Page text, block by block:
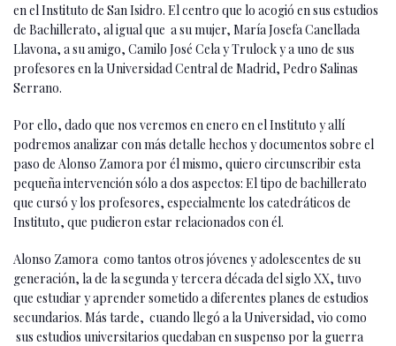
en el Instituto de San Isidro. El centro que lo acogió en sus estudios
de Bachillerato, al igual que a su mujer, María Josefa Canellada
Llavona, a su amigo, Camilo José Cela y Trulock y a uno de sus
profesores en la Universidad Central de Madrid, Pedro Salinas
Serrano.
Por ello, dado que nos veremos en enero en el Instituto y allí
podremos analizar con más detalle hechos y documentos sobre el
paso de Alonso Zamora por él mismo, quiero circunscribir esta
pequeña intervención sólo a dos aspectos: El tipo de bachillerato
que cursó y los profesores, especialmente los catedráticos de
Instituto, que pudieron estar relacionados con él.
Alonso Zamora como tantos otros jóvenes y adolescentes de su
generación, la de la segunda y tercera década del siglo XX, tuvo
que estudiar y aprender sometido a diferentes planes de estudios
secundarios. Más tarde, cuando llegó a la Universidad, vio como
sus estudios universitarios quedaban en suspenso por la guerra